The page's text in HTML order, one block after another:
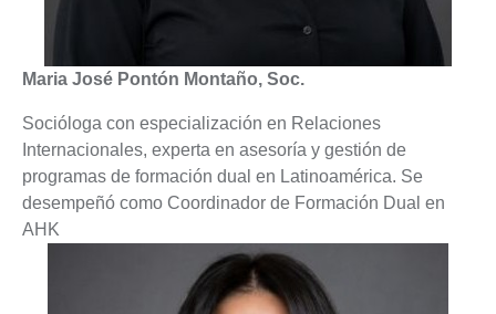
Maria José Pontón Montaño, Soc.
Socióloga con especialización en Relaciones
Internacionales, experta en asesoría y gestión de
programas de formación dual en Latinoamérica. Se
desempeñó como Coordinador de Formación Dual en
AHK